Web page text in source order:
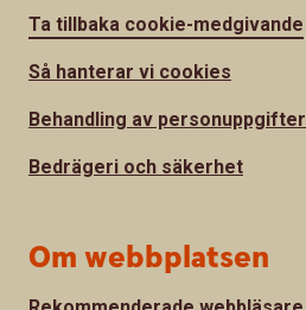
Ta tillbaka cookie-medgivande
Så hanterar vi cookies
Behandling av personuppgifter
Bedrägeri och säkerhet
Om webbplatsen